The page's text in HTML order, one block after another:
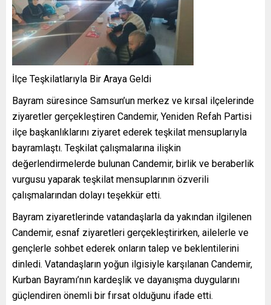
İlçe Teşkilatlarıyla Bir Araya Geldi
Bayram süresince Samsun’un merkez ve kırsal ilçelerinde
ziyaretler gerçekleştiren Candemir, Yeniden Refah Partisi
ilçe başkanlıklarını ziyaret ederek teşkilat mensuplarıyla
bayramlaştı. Teşkilat çalışmalarına ilişkin
değerlendirmelerde bulunan Candemir, birlik ve beraberlik
vurgusu yaparak teşkilat mensuplarının özverili
çalışmalarından dolayı teşekkür etti.
Bayram ziyaretlerinde vatandaşlarla da yakından ilgilenen
Candemir, esnaf ziyaretleri gerçekleştirirken, ailelerle ve
gençlerle sohbet ederek onların talep ve beklentilerini
dinledi. Vatandaşların yoğun ilgisiyle karşılanan Candemir,
Kurban Bayramı’nın kardeşlik ve dayanışma duygularını
güçlendiren önemli bir fırsat olduğunu ifade etti.